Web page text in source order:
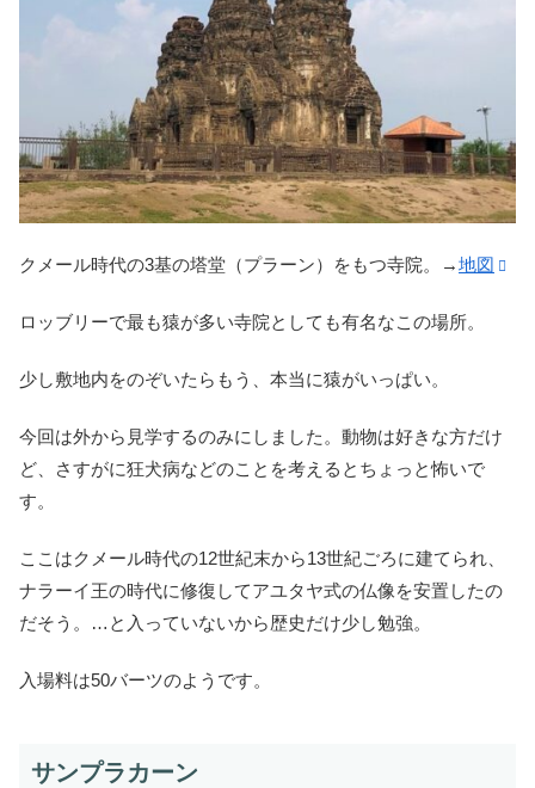
クメール時代の3基の塔堂（プラーン）をもつ寺院。→地図
ロッブリーで最も猿が多い寺院としても有名なこの場所。
少し敷地内をのぞいたらもう、本当に猿がいっぱい。
今回は外から見学するのみにしました。動物は好きな方だけ
ど、さすがに狂犬病などのことを考えるとちょっと怖いで
す。
ここはクメール時代の12世紀末から13世紀ごろに建てられ、
ナラーイ王の時代に修復してアユタヤ式の仏像を安置したの
だそう。…と入っていないから歴史だけ少し勉強。
入場料は50バーツのようです。
サンプラカーン